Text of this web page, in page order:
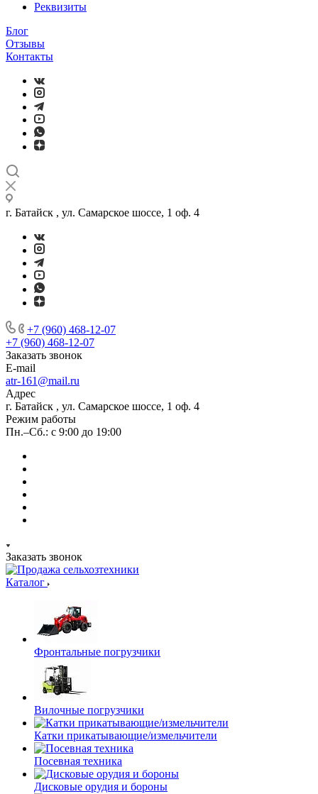
Реквизиты
Блог
Отзывы
Контакты
г. Батайск , ул. Самарское шоссе, 1 оф. 4
+7 (960) 468-12-07
+7 (960) 468-12-07
Заказать звонок
E-mail
atr-161@mail.ru
Адрес
г. Батайск , ул. Самарское шоссе, 1 оф. 4
Режим работы
Пн.–Сб.: с 9:00 до 19:00
Заказать звонок
Каталог
Фронтальные погрузчики
Вилочные погрузчики
Катки прикатывающие/измельчители
Посевная техника
Дисковые орудия и бороны